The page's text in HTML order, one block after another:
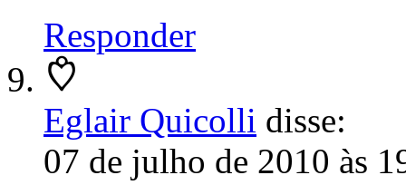
Responder
Eglair Quicolli disse:
07 de julho de 2010 às